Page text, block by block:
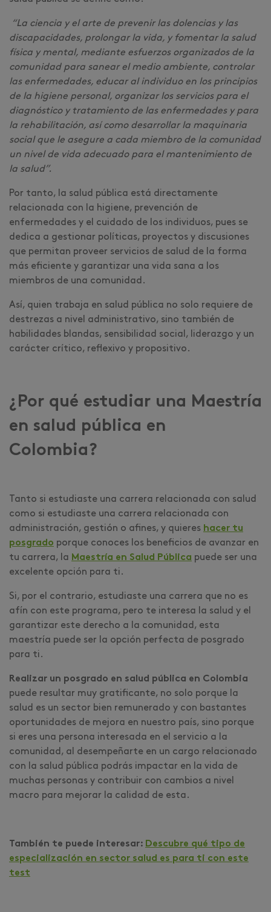
“La ciencia y el arte de prevenir las dolencias y las
discapacidades, prolongar la vida, y fomentar la salud
física y mental, mediante esfuerzos organizados de la
comunidad para sanear el medio ambiente, controlar
las enfermedades, educar al individuo en los principios
de la higiene personal, organizar los servicios para el
diagnóstico y tratamiento de las enfermedades y para
la rehabilitación, así como desarrollar la maquinaria
social que le asegure a cada miembro de la comunidad
un nivel de vida adecuado para el mantenimiento de
la salud”.
Por tanto, la salud pública está directamente
relacionada con la higiene, prevención de
enfermedades y el cuidado de los individuos, pues se
dedica a gestionar políticas, proyectos y discusiones
que permitan proveer servicios de salud de la forma
más eficiente y garantizar una vida sana a los
miembros de una comunidad.
Así, quien trabaja en salud pública no solo requiere de
destrezas a nivel administrativo, sino también de
habilidades blandas, sensibilidad social, liderazgo y un
carácter crítico, reflexivo y propositivo.
¿Por qué estudiar una Maestría
en salud pública en
Colombia?
Tanto si estudiaste una carrera relacionada con salud
como si estudiaste una carrera relacionada con
administración, gestión o afines, y quieres hacer tu
posgrado porque conoces los beneficios de avanzar en
tu carrera, la Maestría en Salud Pública puede ser una
excelente opción para ti.
Si, por el contrario, estudiaste una carrera que no es
afín con este programa, pero te interesa la salud y el
garantizar este derecho a la comunidad, esta
maestría puede ser la opción perfecta de posgrado
para ti.
Realizar un posgrado en salud pública en Colombia
puede resultar muy gratificante, no solo porque la
salud es un sector bien remunerado y con bastantes
oportunidades de mejora en nuestro país, sino porque
si eres una persona interesada en el servicio a la
comunidad, al desempeñarte en un cargo relacionado
con la salud pública podrás impactar en la vida de
muchas personas y contribuir con cambios a nivel
macro para mejorar la calidad de esta.
También te puede interesar: Descubre qué tipo de
especialización en sector salud es para ti con este
test